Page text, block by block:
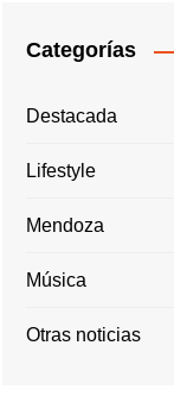
Categorías
Destacada
Lifestyle
Mendoza
Música
Otras noticias